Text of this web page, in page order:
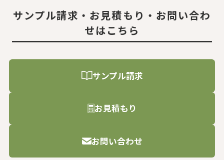
サンプル請求・お見積もり・お問い合わ
せはこちら
サンプル請求
お見積もり
お問い合わせ